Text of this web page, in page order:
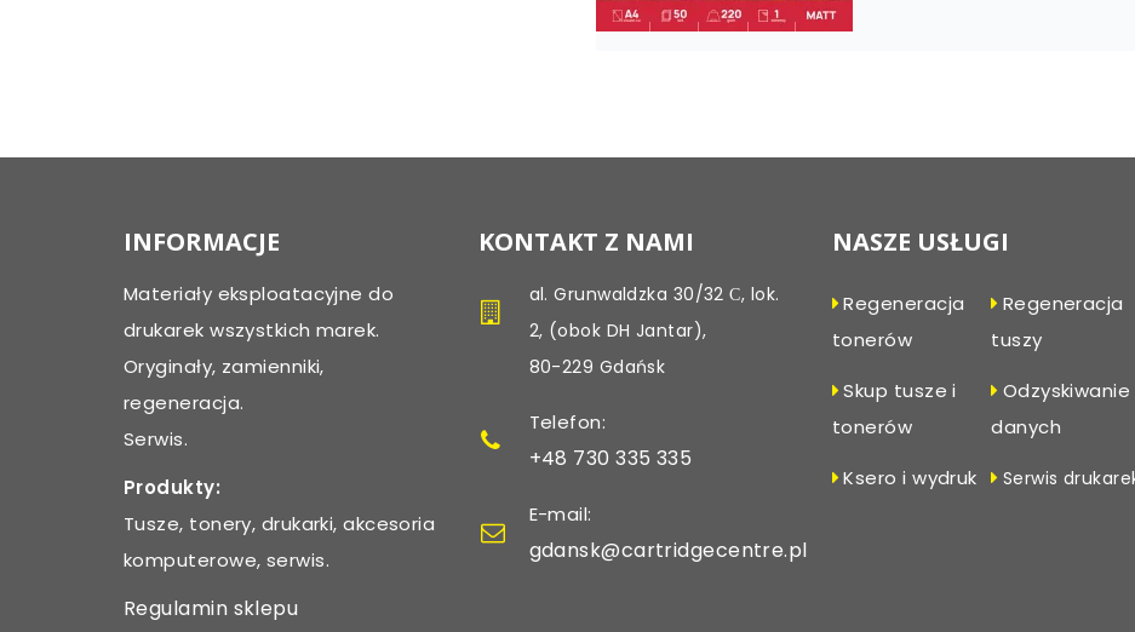
navigation
INFORMACJE
Materiały eksploatacyjne do
drukarek wszystkich marek.
Oryginały, zamienniki,
regeneracja.
Serwis.
Produkty:
Tusze, tonery, drukarki, akcesoria
komputerowe, serwis.
Regulamin sklepu
KONTAKT Z NAMI
al. Grunwaldzka 30/32 С, lok.
2, (obok DH Jantar),
80-229 Gdańsk
Telefon:
+48 730 335 335
E-mail:
gdansk@cartridgecentre.pl
NASZE USŁUGI
Regeneracja
tonerów
Regeneracja
tuszy
Skup tusze i
tonerów
Odzyskiwanie
danych
Ksero i wydruk
Serwis